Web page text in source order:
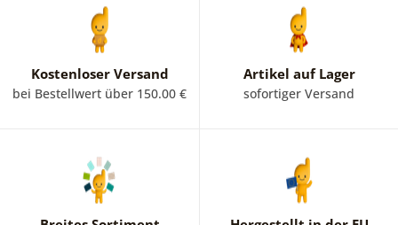
Kostenloser Versand
bei Bestellwert über 150.00 €
Artikel auf Lager
sofortiger Versand